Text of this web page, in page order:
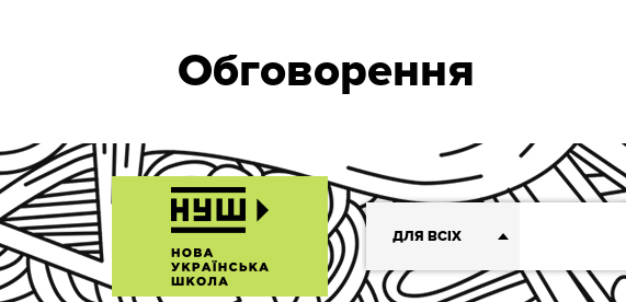
Обговорення
ДЛЯ ВСІХ